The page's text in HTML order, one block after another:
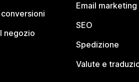
negozio
Email marketing
SEO
Spedizione
Valute e